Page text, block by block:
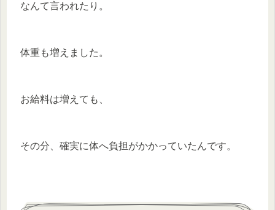
なんて言われたり。
体重も増えました。
お給料は増えても、
その分、確実に体へ負担がかかっていたんです。